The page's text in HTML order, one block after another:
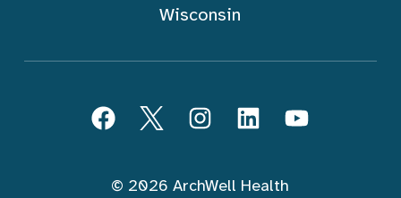
Wisconsin
FacebookTwitterInstagramLinkedInYouTube
© 2026 ArchWell Health